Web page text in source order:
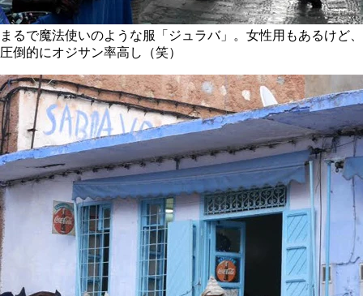
まるで魔法使いのような服「ジュラバ」。女性用もあるけど、
圧倒的にオジサン率高し（笑）